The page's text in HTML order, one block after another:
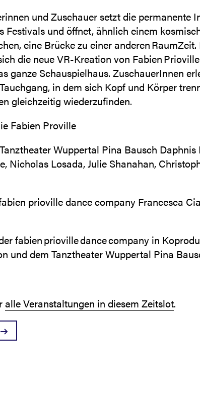
und Zuschauer setzt die permanente
Festivals und öffnet, ähnlich einem
eine Brücke zu einer anderen
die neue VR-Kreation von Fabien
ganze Schauspielhaus. ZuschauerInnen
in dem sich Kopf und Körper
gleichzeitig wiederzufinden.
Fabien Proville
Wuppertal Pina Bausch Daphnis
Nicholas Losada, Julie Shanahan,
prioville dance company Francesca
fabien prioville dance company in
und dem Tanztheater Wuppertal Pina
alle Veranstaltungen in diesem Zeitslot.